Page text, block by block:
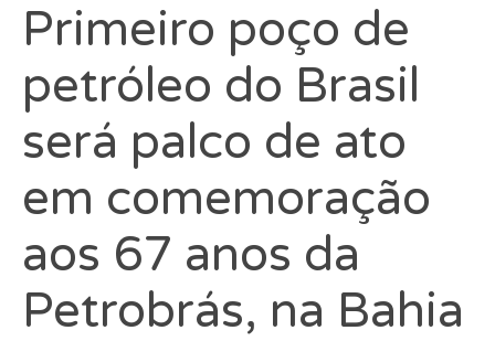
Primeiro poço de
petróleo do Brasil
será palco de ato
em comemoração
aos 67 anos da
Petrobrás, na Bahia